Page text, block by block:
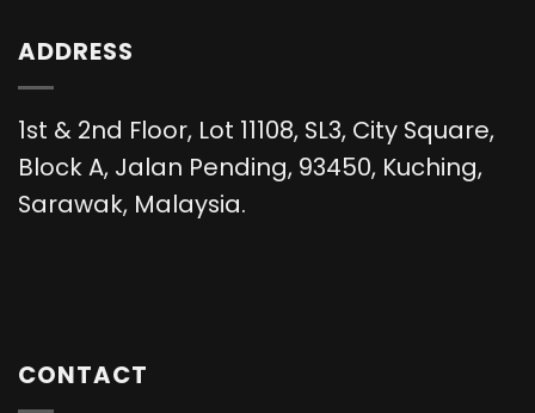
ADDRESS
1st & 2nd Floor, Lot 11108, SL3, City Square,
Block A, Jalan Pending, 93450, Kuching,
Sarawak, Malaysia.
CONTACT